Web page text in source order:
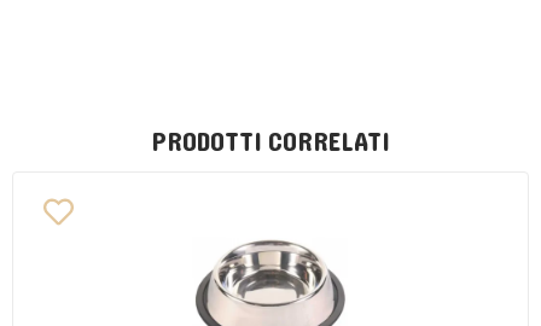
PRODOTTI CORRELATI